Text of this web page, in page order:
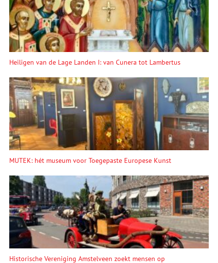
Heiligen van de Lage Landen I: van Cunera tot Lambertus
MUTEK: hét museum voor Toegepaste Europese Kunst
Historische Vereniging Amstelveen zoekt mensen op